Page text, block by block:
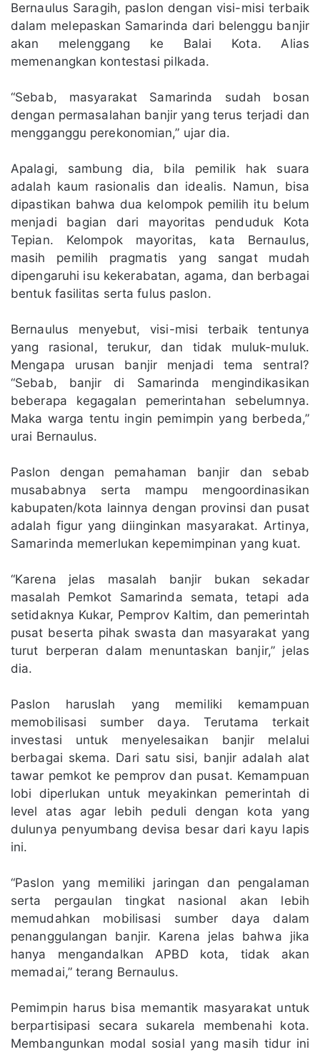
Bernaulus Saragih, paslon dengan visi-misi terbaik
dalam melepaskan Samarinda dari belenggu banjir
akan melenggang ke Balai Kota. Alias
memenangkan kontestasi pilkada.
“Sebab, masyarakat Samarinda sudah bosan
dengan permasalahan banjir yang terus terjadi dan
mengganggu perekonomian,” ujar dia.
Apalagi, sambung dia, bila pemilik hak suara
adalah kaum rasionalis dan idealis. Namun, bisa
dipastikan bahwa dua kelompok pemilih itu belum
menjadi bagian dari mayoritas penduduk Kota
Tepian. Kelompok mayoritas, kata Bernaulus,
masih pemilih pragmatis yang sangat mudah
dipengaruhi isu kekerabatan, agama, dan berbagai
bentuk fasilitas serta fulus paslon.
Bernaulus menyebut, visi-misi terbaik tentunya
yang rasional, terukur, dan tidak muluk-muluk.
Mengapa urusan banjir menjadi tema sentral?
“Sebab, banjir di Samarinda mengindikasikan
beberapa kegagalan pemerintahan sebelumnya.
Maka warga tentu ingin pemimpin yang berbeda,”
urai Bernaulus.
Paslon dengan pemahaman banjir dan sebab
musababnya serta mampu mengoordinasikan
kabupaten/kota lainnya dengan provinsi dan pusat
adalah figur yang diinginkan masyarakat. Artinya,
Samarinda memerlukan kepemimpinan yang kuat.
“Karena jelas masalah banjir bukan sekadar
masalah Pemkot Samarinda semata, tetapi ada
setidaknya Kukar, Pemprov Kaltim, dan pemerintah
pusat beserta pihak swasta dan masyarakat yang
turut berperan dalam menuntaskan banjir,” jelas
dia.
Paslon haruslah yang memiliki kemampuan
memobilisasi sumber daya. Terutama terkait
investasi untuk menyelesaikan banjir melalui
berbagai skema. Dari satu sisi, banjir adalah alat
tawar pemkot ke pemprov dan pusat. Kemampuan
lobi diperlukan untuk meyakinkan pemerintah di
level atas agar lebih peduli dengan kota yang
dulunya penyumbang devisa besar dari kayu lapis
ini.
“Paslon yang memiliki jaringan dan pengalaman
serta pergaulan tingkat nasional akan lebih
memudahkan mobilisasi sumber daya dalam
penanggulangan banjir. Karena jelas bahwa jika
hanya mengandalkan APBD kota, tidak akan
memadai,” terang Bernaulus.
Pemimpin harus bisa memantik masyarakat untuk
berpartisipasi secara sukarela membenahi kota.
Membangunkan modal sosial yang masih tidur ini